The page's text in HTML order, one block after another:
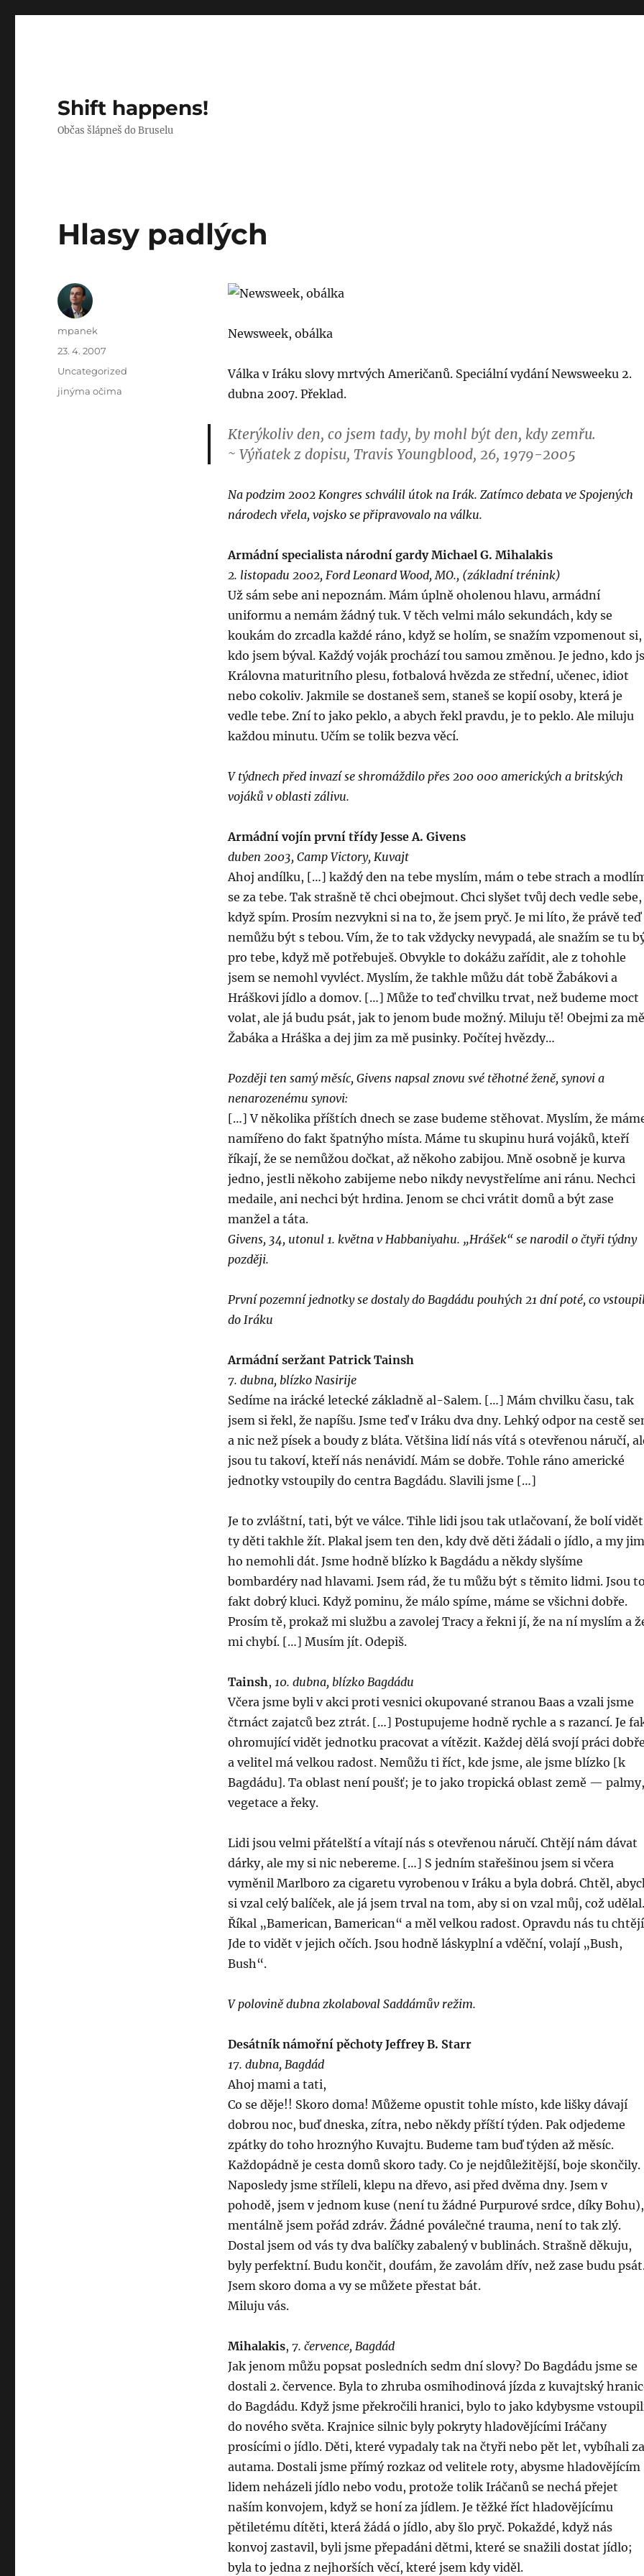
Shift happens!
Občas šlápneš do Bruselu
Hlasy padlých
Newsweek, obálka
Válka v Iráku slovy mrtvých Američanů. Speciální vydání Newsweeku 2.
dubna 2007. Překlad.
Kterýkoliv den, co jsem tady, by mohl být den, kdy zemřu.
~ Výňatek z dopisu, Travis Youngblood, 26, 1979-2005
Na podzim 2002 Kongres schválil útok na Irák. Zatímco debata ve Spojených
národech vřela, vojsko se připravovalo na válku.
Armádní specialista národní gardy Michael G. Mihalakis
2. listopadu 2002, Ford Leonard Wood, MO., (základní trénink)
Už sám sebe ani nepoznám. Mám úplně oholenou hlavu, armádní
uniformu a nemám žádný tuk. V těch velmi málo sekundách, kdy se
koukám do zrcadla každé ráno, když se holím, se snažím vzpomenout si,
kdo jsem býval. Každý voják prochází tou samou změnou. Je jedno, kdo
Královna maturitního plesu, fotbalová hvězda ze střední, učenec, idiot
nebo cokoliv. Jakmile se dostaneš sem, staneš se kopií osoby, která je
vedle tebe. Zní to jako peklo, a abych řekl pravdu, je to peklo. Ale miluju
každou minutu. Učím se tolik bezva věcí.
V týdnech před invazí se shromáždilo přes 200 000 amerických a britských
vojáků v oblasti zálivu.
Armádní vojín první třídy Jesse A. Givens
duben 2003, Camp Victory, Kuvajt
Ahoj andílku, […] každý den na tebe myslím, mám o tebe strach a
se za tebe. Tak strašně tě chci obejmout. Chci slyšet tvůj dech vedle sebe,
když spím. Prosím nezvykni si na to, že jsem pryč. Je mi líto, že právě teď
nemůžu být s tebou. Vím, že to tak vždycky nevypadá, ale snažím se tu
pro tebe, když mě potřebuješ. Obvykle to dokážu zařídit, ale z tohohle
jsem se nemohl vyvléct. Myslím, že takhle můžu dát tobě Žabákovi a
Hráškovi jídlo a domov. […] Může to teď chvilku trvat, než budeme moct
volat, ale já budu psát, jak to jenom bude možný. Miluju tě! Obejmi za mě
Žabáka a Hráška a dej jim za mě pusinky. Počítej hvězdy…
Později ten samý měsíc, Givens napsal znovu své těhotné ženě, synovi a
nenarozenému synovi:
[…] V několika příštích dnech se zase budeme stěhovat. Myslím, že
namířeno do fakt špatnýho místa. Máme tu skupinu hurá vojáků, kteří
říkají, že se nemůžou dočkat, až někoho zabijou. Mně osobně je kurva
jedno, jestli někoho zabijeme nebo nikdy nevystřelíme ani ránu. Nechci
medaile, ani nechci být hrdina. Jenom se chci vrátit domů a být zase
manžel a táta.
Givens, 34, utonul 1. května v Habbaniyahu. „Hrášek“ se narodil o čtyři týdny
později.
První pozemní jednotky se dostaly do Bagdádu pouhých 21 dní poté, co
do Iráku
Armádní seržant Patrick Tainsh
7. dubna, blízko Nasirije
Sedíme na irácké letecké základně al-Salem. […] Mám chvilku času, tak
jsem si řekl, že napíšu. Jsme teď v Iráku dva dny. Lehký odpor na cestě
a nic než písek a boudy z bláta. Většina lidí nás vítá s otevřenou náručí,
jsou tu takoví, kteří nás nenávidí. Mám se dobře. Tohle ráno americké
jednotky vstoupily do centra Bagdádu. Slavili jsme […]
Je to zvláštní, tati, být ve válce. Tihle lidi jsou tak utlačovaní, že bolí vidět
ty děti takhle žít. Plakal jsem ten den, kdy dvě děti žádali o jídlo, a my jim
ho nemohli dát. Jsme hodně blízko k Bagdádu a někdy slyšíme
bombardéry nad hlavami. Jsem rád, že tu můžu být s těmito lidmi. Jsou
fakt dobrý kluci. Když pominu, že málo spíme, máme se všichni dobře.
Prosím tě, prokaž mi službu a zavolej Tracy a řekni jí, že na ní myslím a
mi chybí. […] Musím jít. Odepiš.
Tainsh, 10. dubna, blízko Bagdádu
Včera jsme byli v akci proti vesnici okupované stranou Baas a vzali jsme
čtrnáct zajatců bez ztrát. […] Postupujeme hodně rychle a s razancí. Je
ohromující vidět jednotku pracovat a vítězit. Každej dělá svojí práci
a velitel má velkou radost. Nemůžu ti říct, kde jsme, ale jsme blízko [k
Bagdádu]. Ta oblast není poušť; je to jako tropická oblast země — palmy,
vegetace a řeky.
Lidi jsou velmi přátelští a vítají nás s otevřenou náručí. Chtějí nám dávat
dárky, ale my si nic nebereme. […] S jedním stařešinou jsem si včera
vyměnil Marlboro za cigaretu vyrobenou v Iráku a byla dobrá. Chtěl,
si vzal celý balíček, ale já jsem trval na tom, aby si on vzal můj, což udělal.
Říkal „Bamerican, Bamerican“ a měl velkou radost. Opravdu nás tu
Jde to vidět v jejich očích. Jsou hodně láskyplní a vděční, volají „Bush,
Bush“.
V polovině dubna zkolaboval Saddámův režim.
Desátník námořní pěchoty Jeffrey B. Starr
17. dubna, Bagdád
Ahoj mami a tati,
Co se děje!! Skoro doma! Můžeme opustit tohle místo, kde lišky dávají
dobrou noc, buď dneska, zítra, nebo někdy příští týden. Pak odjedeme
zpátky do toho hroznýho Kuvajtu. Budeme tam buď týden až měsíc.
Každopádně je cesta domů skoro tady. Co je nejdůležitější, boje skončily.
Naposledy jsme stříleli, klepu na dřevo, asi před dvěma dny. Jsem v
pohodě, jsem v jednom kuse (není tu žádné Purpurové srdce, díky Bohu),
mentálně jsem pořád zdráv. Žádné poválečné trauma, není to tak zlý.
Dostal jsem od vás ty dva balíčky zabalený v bublinách. Strašně děkuju,
byly perfektní. Budu končit, doufám, že zavolám dřív, než zase budu
Jsem skoro doma a vy se můžete přestat bát.
Miluju vás.
Mihalakis, 7. července, Bagdád
Jak jenom můžu popsat posledních sedm dní slovy? Do Bagdádu jsme se
dostali 2. července. Byla to zhruba osmihodinová jízda z kuvajtský
do Bagdádu. Když jsme překročili hranici, bylo to jako kdybysme
do nového světa. Krajnice silnic byly pokryty hladovějícími Iráčany
prosícími o jídlo. Děti, které vypadaly tak na čtyři nebo pět let, vybíhali za
autama. Dostali jsme přímý rozkaz od velitele roty, abysme hladovějícím
lidem neházeli jídlo nebo vodu, protože tolik Iráčanů se nechá přejet
naším konvojem, když se honí za jídlem. Je těžké říct hladovějícímu
pětiletému dítěti, která žádá o jídlo, aby šlo pryč. Pokaždé, když nás
konvoj zastavil, byli jsme přepadáni dětmi, které se snažili dostat jídlo;
byla to jedna z nejhorších věcí, které jsem kdy viděl.
Author
mpanek
Posted
23. 4. 2007
Categories
Uncategorized
Tags
jinýma očima